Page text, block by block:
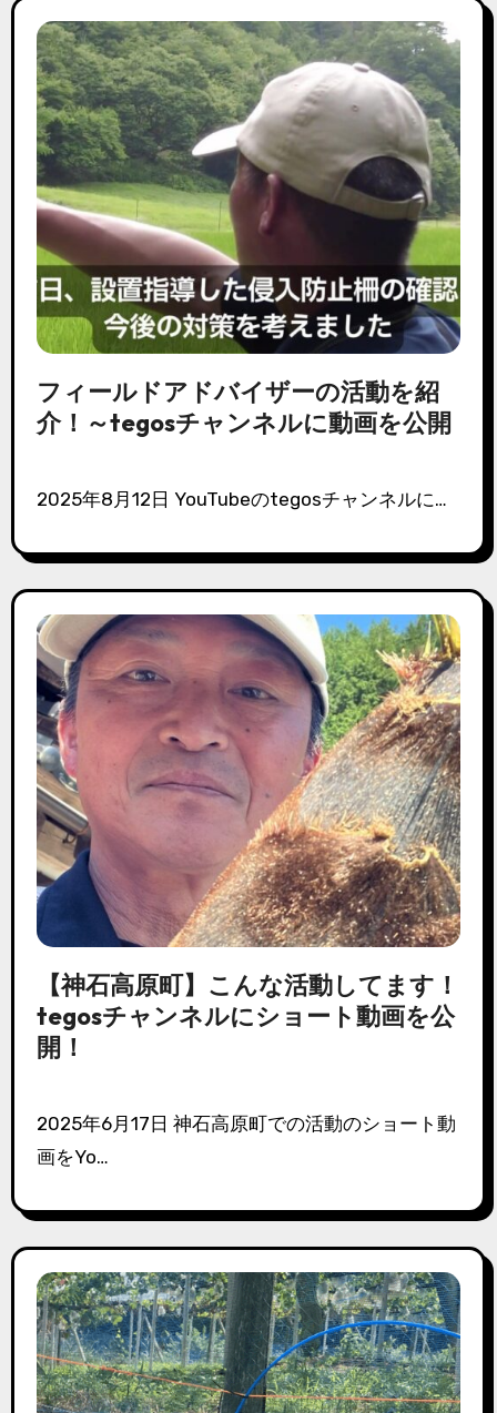
フィールドアドバイザーの活動を紹
介！～tegosチャンネルに動画を公開
2025年8月12日 YouTubeのtegosチャンネルに…
【神石高原町】こんな活動してます！
tegosチャンネルにショート動画を公
開！
2025年6月17日 神石高原町での活動のショート動
画をYo…